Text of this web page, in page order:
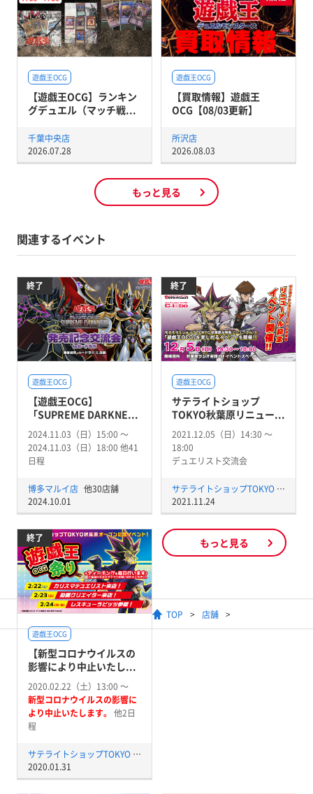
遊戯王OCG
【買取情報】遊戯王
OCG【08/03更新】
所沢店
2026.08.03
遊戯王OCG
【遊戯王OCG】ランキン
グデュエル（マッチ戦...
千葉中央店
2026.07.28
もっと見る
関連するイベント
終了
遊戯王OCG
【遊戯王OCG】
「SUPREME DARKNE...
2024.11.03（日）15:00 〜
2024.11.03（日）18:00 他41
日程
博多マルイ店 他30店舗
2024.10.01
終了
遊戯王OCG
サテライトショップ
TOKYO秋葉原リニュー...
2021.12.05（日）14:30 〜
18:00
デュエリスト交流会
サテライトショップTOKYO 秋葉原店
2021.11.24
終了
遊戯王OCG
【新型コロナウイルスの
影響により中止いたし...
2020.02.22（土）13:00 〜
新型コロナウイルスの影響に
より中止いたします。 他2日
程
サテライトショップTOKYO 秋葉原店
2020.01.31
もっと見る
TOP 店舗